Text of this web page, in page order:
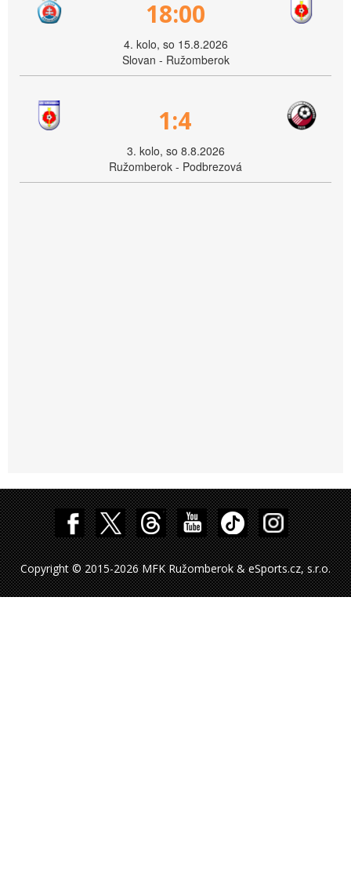
18:00
4. kolo, so 15.8.2026
Slovan - Ružomberok
1:4
3. kolo, so 8.8.2026
Ružomberok - Podbrezová
Copyright © 2015-2026 MFK Ružomberok & eSports.cz, s.r.o.